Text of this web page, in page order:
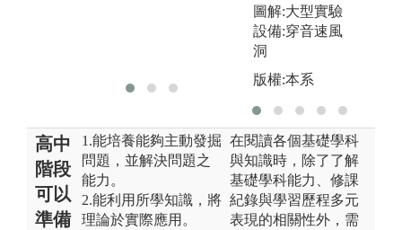
大學動力機械
工程學系
圖解:大型實驗
設備:穿音速風
洞
版權:本系
高中
階段
可以
準備
1.能培養能夠主動發掘
問題，並解決問題之
能力。
2.能利用所學知識，將
理論於實際應用。
在閱讀各個基礎學科
與知識時，除了了解
基礎學科能力、修課
紀錄與學習歷程多元
表現的相關性外，需